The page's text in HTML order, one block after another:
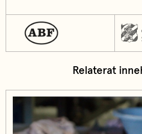
Relaterat